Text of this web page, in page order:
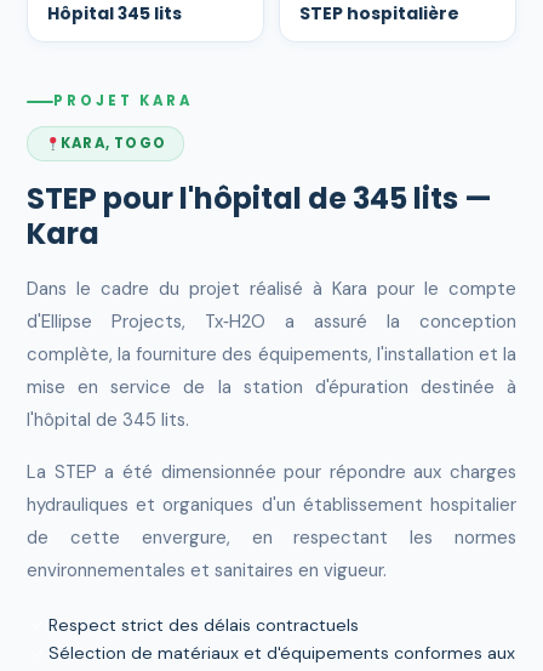
Hôpital 345 lits STEP hospitalière
PROJET KARA
KARA, TOGO
STEP pour l'hôpital de 345 lits —
Kara
Dans le cadre du projet réalisé à Kara pour le compte
d'Ellipse Projects, Tx‑H2O a assuré la conception
complète, la fourniture des équipements, l'installation et la
mise en service de la station d'épuration destinée à
l'hôpital de 345 lits.
La STEP a été dimensionnée pour répondre aux charges
hydrauliques et organiques d'un établissement hospitalier
de cette envergure, en respectant les normes
environnementales et sanitaires en vigueur.
Respect strict des délais contractuels
Sélection de matériaux et d'équipements conformes aux